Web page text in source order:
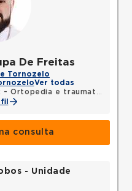
De Freitas
Tornozelo
Ver todas
Ortopedia e traumatologia
consulta
- Unidade